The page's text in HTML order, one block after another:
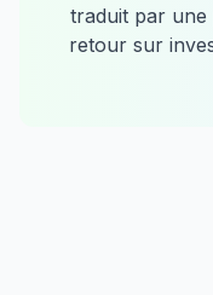
traduit par
retour sur